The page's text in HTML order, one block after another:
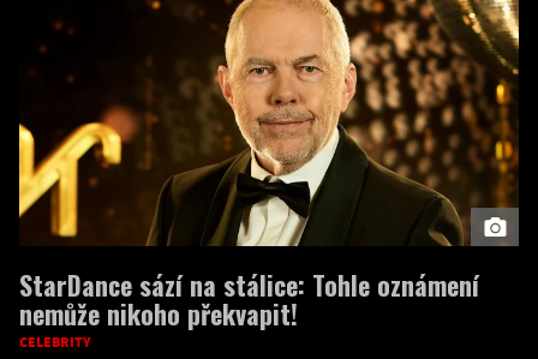
StarDance sází na stálice: Tohle oznámení
nemůže nikoho překvapit!
CELEBRITY